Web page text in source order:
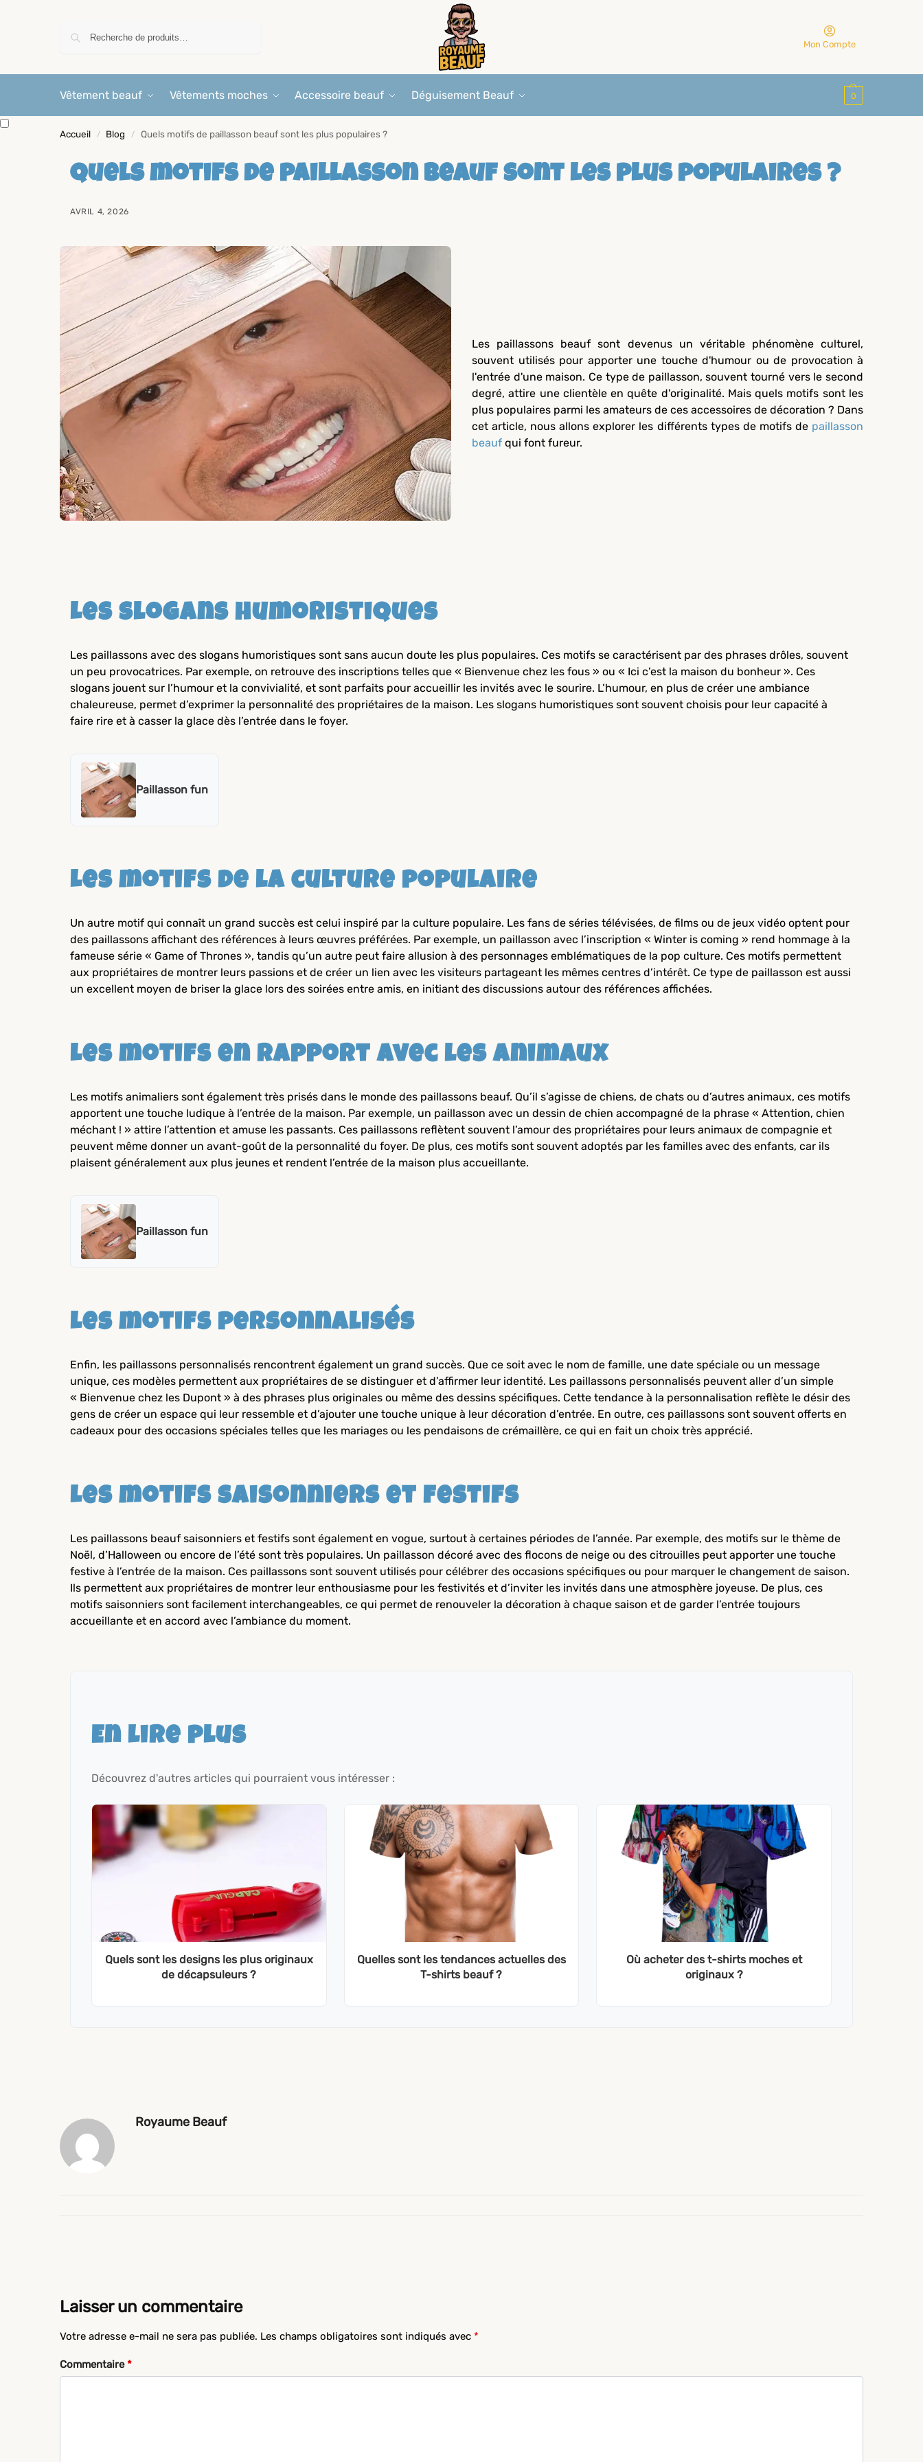
Mon Compte
Vêtement beauf Vêtements moches Accessoire beauf Déguisement Beauf 0
Accueil / Blog / Quels motifs de paillasson beauf sont les plus populaires ?
Quels motifs de paillasson beauf sont les plus populaires ?
AVRIL 4, 2026
Les paillassons beauf sont devenus un véritable phénomène culturel,
souvent utilisés pour apporter une touche d'humour ou de provocation à
l'entrée d'une maison. Ce type de paillasson, souvent tourné vers le second
degré, attire une clientèle en quête d'originalité. Mais quels motifs sont les
plus populaires parmi les amateurs de ces accessoires de décoration ? Dans
cet article, nous allons explorer les différents types de motifs de paillasson
beauf qui font fureur.
Les slogans humoristiques
Les paillassons avec des slogans humoristiques sont sans aucun doute les plus populaires. Ces motifs se caractérisent par des phrases drôles, souvent
un peu provocatrices. Par exemple, on retrouve des inscriptions telles que « Bienvenue chez les fous » ou « Ici c’est la maison du bonheur ». Ces
slogans jouent sur l’humour et la convivialité, et sont parfaits pour accueillir les invités avec le sourire. L’humour, en plus de créer une ambiance
chaleureuse, permet d’exprimer la personnalité des propriétaires de la maison. Les slogans humoristiques sont souvent choisis pour leur capacité à
faire rire et à casser la glace dès l’entrée dans le foyer.
Paillasson fun
Les motifs de la culture populaire
Un autre motif qui connaît un grand succès est celui inspiré par la culture populaire. Les fans de séries télévisées, de films ou de jeux vidéo optent pour
des paillassons affichant des références à leurs œuvres préférées. Par exemple, un paillasson avec l’inscription « Winter is coming » rend hommage à la
fameuse série « Game of Thrones », tandis qu’un autre peut faire allusion à des personnages emblématiques de la pop culture. Ces motifs permettent
aux propriétaires de montrer leurs passions et de créer un lien avec les visiteurs partageant les mêmes centres d’intérêt. Ce type de paillasson est aussi
un excellent moyen de briser la glace lors des soirées entre amis, en initiant des discussions autour des références affichées.
Les motifs en rapport avec les animaux
Les motifs animaliers sont également très prisés dans le monde des paillassons beauf. Qu’il s’agisse de chiens, de chats ou d’autres animaux, ces motifs
apportent une touche ludique à l’entrée de la maison. Par exemple, un paillasson avec un dessin de chien accompagné de la phrase « Attention, chien
méchant ! » attire l’attention et amuse les passants. Ces paillassons reflètent souvent l’amour des propriétaires pour leurs animaux de compagnie et
peuvent même donner un avant-goût de la personnalité du foyer. De plus, ces motifs sont souvent adoptés par les familles avec des enfants, car ils
plaisent généralement aux plus jeunes et rendent l’entrée de la maison plus accueillante.
Paillasson fun
Les motifs personnalisés
Enfin, les paillassons personnalisés rencontrent également un grand succès. Que ce soit avec le nom de famille, une date spéciale ou un message
unique, ces modèles permettent aux propriétaires de se distinguer et d’affirmer leur identité. Les paillassons personnalisés peuvent aller d’un simple
« Bienvenue chez les Dupont » à des phrases plus originales ou même des dessins spécifiques. Cette tendance à la personnalisation reflète le désir des
gens de créer un espace qui leur ressemble et d’ajouter une touche unique à leur décoration d’entrée. En outre, ces paillassons sont souvent offerts en
cadeaux pour des occasions spéciales telles que les mariages ou les pendaisons de crémaillère, ce qui en fait un choix très apprécié.
Les motifs saisonniers et festifs
Les paillassons beauf saisonniers et festifs sont également en vogue, surtout à certaines périodes de l’année. Par exemple, des motifs sur le thème de
Noël, d’Halloween ou encore de l’été sont très populaires. Un paillasson décoré avec des flocons de neige ou des citrouilles peut apporter une touche
festive à l’entrée de la maison. Ces paillassons sont souvent utilisés pour célébrer des occasions spécifiques ou pour marquer le changement de saison.
Ils permettent aux propriétaires de montrer leur enthousiasme pour les festivités et d’inviter les invités dans une atmosphère joyeuse. De plus, ces
motifs saisonniers sont facilement interchangeables, ce qui permet de renouveler la décoration à chaque saison et de garder l’entrée toujours
accueillante et en accord avec l’ambiance du moment.
En lire plus
Découvrez d'autres articles qui pourraient vous intéresser :
Quels sont les designs les plus originaux
de décapsuleurs ?
Quelles sont les tendances actuelles des
T-shirts beauf ?
Où acheter des t-shirts moches et
originaux ?
Royaume Beauf
Laisser un commentaire
Votre adresse e-mail ne sera pas publiée. Les champs obligatoires sont indiqués avec *
Commentaire *